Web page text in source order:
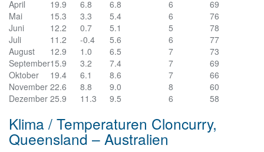
April
19.9 6.8 6.8 6
69
Mai
15.3 3.3 5.4 6
76
Juni
12.2 0.7 5.1 5
78
Juli
11.2 -0.4 5.6 6
77
August
12.9 1.0 6.5 7
73
September15.9 3.2 7.4 7
69
Oktober
19.4 6.1 8.6 7
66
November 22.6 8.8 9.0 8
60
Dezember 25.9 11.3 9.5 6 58
Klima / Temperaturen Cloncurry,
Queensland – Australien